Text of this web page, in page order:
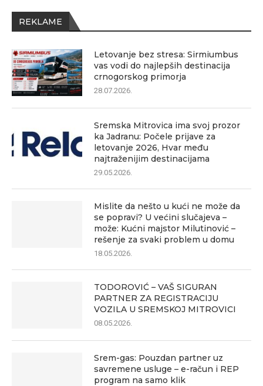
REKLAME
Letovanje bez stresa: Sirmiumbus
vas vodi do najlepših destinacija
crnogorskog primorja
28.07.2026.
Sremska Mitrovica ima svoj prozor
ka Jadranu: Počele prijave za
letovanje 2026, Hvar među
najtraženijim destinacijama
29.05.2026.
Mislite da nešto u kući ne može da
se popravi? U većini slučajeva –
može: Kućni majstor Milutinović –
rešenje za svaki problem u domu
18.05.2026.
TODOROVIĆ – VAŠ SIGURAN
PARTNER ZA REGISTRACIJU
VOZILA U SREMSKOJ MITROVICI
08.05.2026.
Srem-gas: Pouzdan partner uz
savremene usluge – e-račun i REP
program na samo klik